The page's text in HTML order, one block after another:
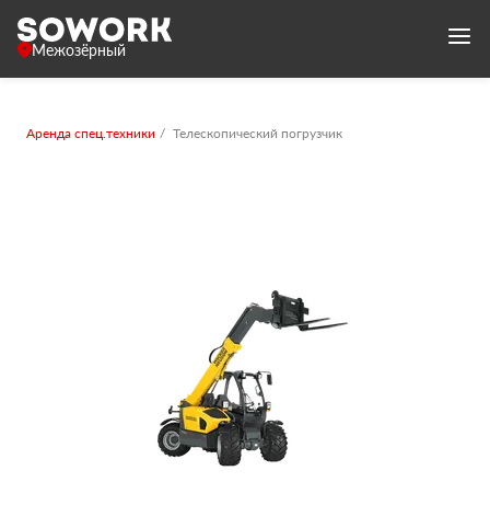
Межозёрный
Аренда спец.техники Телескопический погрузчик